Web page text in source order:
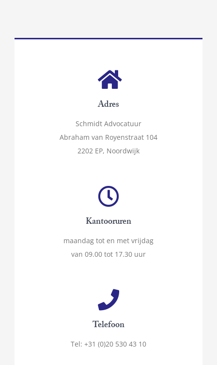
Adres
Schmidt Advocatuur
Abraham van Royenstraat 104
2202 EP, Noordwijk
Kantooruren
maandag tot en met vrijdag
van 09.00 tot 17.30 uur
Telefoon
Tel: +31 (0)20 530 43 10